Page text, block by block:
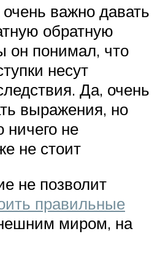
важно давать
обратную
он понимал, что
несут
Да, очень
выражения, но
ничего не
не стоит
не позволит
правильные
миром, на